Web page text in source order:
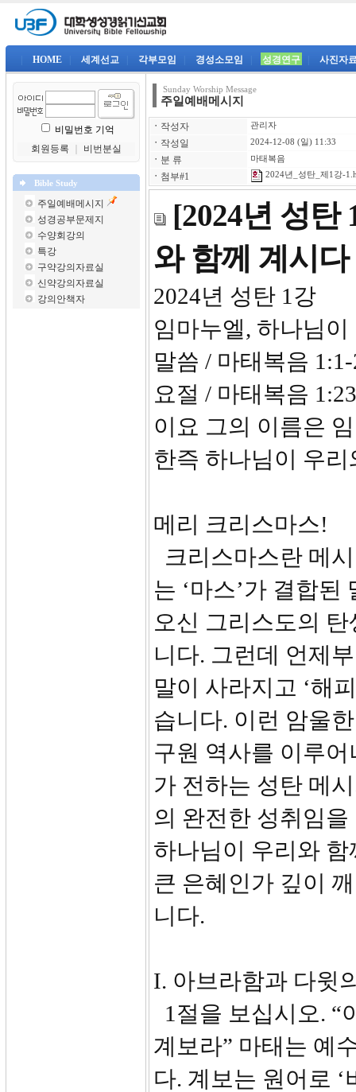
HOME 세계선교 각부모임 경성소모임 성경연구 사진자
비밀번호 기억
회원등록
비번분실
Bible Study
주일예배메시지
성경공부문제지
수양회강의
특강
구약강의자료실
신약강의자료실
강의안책자
Sunday Worship Message
주일예배메시지
ㆍ 작성자 관리자
ㆍ 작성일 2024-12-08 (일) 11:33
ㆍ 분 류 마태복음
ㆍ 첨부#1 2024년_성탄_제1강-
[2024년 성탄
와 함께 계시다
2024년
임마누엘, 하나님
말씀 / 마태복음
요절 / 마태복음
이요 그의 이름은
한즉 하나님이 우
메리 크리스마스!
크리스마스란 메
는 ‘마스’가 결합
오신 그리스도의
니다. 그런데 언제
말이 사라지고 ‘해
습니다. 이런 암울
구원 역사를 이루
가 전하는 성탄 메
의 완전한 성취임
하나님이 우리와
큰 은혜인가 깊이
니다.
I. 아브라함과 다윗
1절을 보십시오. “
계보라” 마태는 예
다. 계보는 원어로 ‘